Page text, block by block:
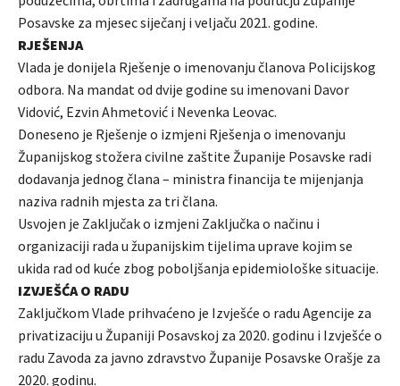
Posavske za mjesec siječanj i veljaču 2021. godine.
RJEŠENJA
Vlada je donijela Rješenje o imenovanju članova Policijskog
odbora. Na mandat od dvije godine su imenovani Davor
Vidović, Ezvin Ahmetović i Nevenka Leovac.
Doneseno je Rješenje o izmjeni Rješenja o imenovanju
Županijskog stožera civilne zaštite Županije Posavske radi
dodavanja jednog člana – ministra financija te mijenjanja
naziva radnih mjesta za tri člana.
Usvojen je Zaključak o izmjeni Zaključka o načinu i
organizaciji rada u županijskim tijelima uprave kojim se
ukida rad od kuće zbog poboljšanja epidemiološke situacije.
IZVJEŠĆA O RADU
Zaključkom Vlade prihvaćeno je Izvješće o radu Agencije za
privatizaciju u Županiji Posavskoj za 2020. godinu i Izvješće o
radu Zavoda za javno zdravstvo Županije Posavske Orašje za
2020. godinu.